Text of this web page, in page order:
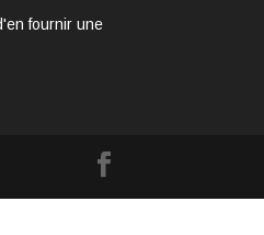
fournir une